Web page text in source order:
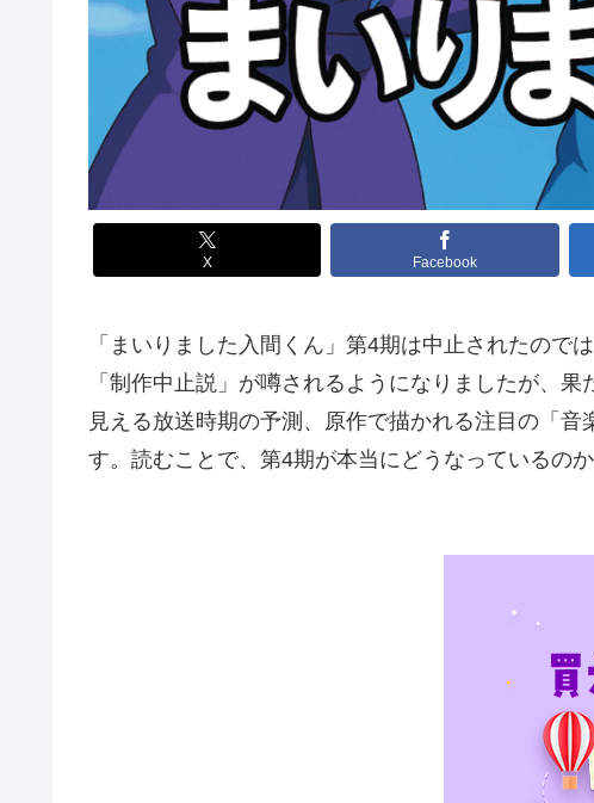
X Facebook
「まいりました入間くん」第4期は中止されたの
「制作中止説」が噂されるようになりましたが、
見える放送時期の予測、原作で描かれる注目の「
す。読むことで、第4期が本当にどうなっているの